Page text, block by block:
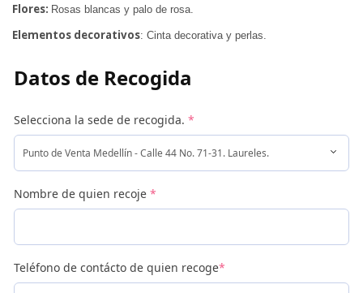
Flores: Rosas blancas y palo de rosa.
Elementos decorativos: Cinta decorativa y perlas.
Datos de Recogida
Selecciona la sede de recogida. *
Nombre de quien recoje *
Teléfono de contácto de quien recoge*